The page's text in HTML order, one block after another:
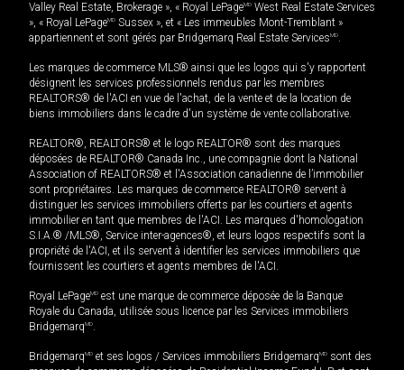
Valley Real Estate, Brokerage », « Royal LePageMD West Real Estate Services
», « Royal LePageMD Sussex », et « Les immeubles Mont-Tremblant »
appartiennent et sont gérés par Bridgemarq Real Estate ServicesMD.
Les marques de commerce MLS® ainsi que les logos qui s'y rapportent
désignent les services professionnels rendus par les membres
REALTORS® de l'ACI en vue de l'achat, de la vente et de la location de
biens immobiliers dans le cadre d'un système de vente collaborative.
REALTOR®, REALTORS® et le logo REALTOR® sont des marques
déposées de REALTOR® Canada Inc., une compagnie dont la National
Association of REALTORS® et l'Association canadienne de l’immobilier
sont propriétaires. Les marques de commerce REALTOR® servent à
distinguer les services immobiliers offerts par les courtiers et agents
immobilier en tant que membres de l'ACI. Les marques d'homologation
S.I.A.® /MLS®, Service inter-agences®, et leurs logos respectifs sont la
propriété de l'ACI, et ils servent à identifier les services immobiliers que
fournissent les courtiers et agents membres de l'ACI.
Royal LePageMD est une marque de commerce déposée de la Banque
Royale du Canada, utilisée sous licence par les Services immobiliers
BridgemarqMD.
BridgemarqMD et ses logos / Services immobiliers BridgemarqMD sont des